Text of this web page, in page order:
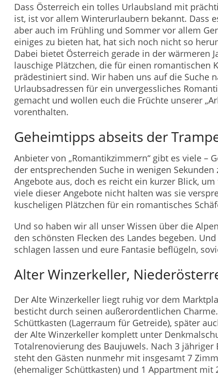
Dass Österreich ein tolles Urlaubsland mit
ist, ist vor allem Winterurlaubern bekannt. Dass
aber auch im Frühling und Sommer vor allem
einiges zu bieten hat, hat sich noch nicht so
Dabei bietet Österreich gerade in der wärmeren
lauschige Plätzchen, die für einen romantischen
prädestiniert sind. Wir haben uns auf die Suche
Urlaubsadressen für ein unvergessliches
gemacht und wollen euch die Früchte unserer
vorenthalten.
Geheimtipps abseits der
Anbieter von „Romantikzimmern“ gibt es viele –
der entsprechenden Suche in wenigen Sekunden
Angebote aus, doch es reicht ein kurzer Blick,
viele dieser Angebote nicht halten was sie
kuscheligen Plätzchen für ein romantisches
Und so haben wir all unser Wissen über die
den schönsten Flecken des Landes begeben.
schlagen lassen und eure Fantasie beflügeln,
Alter Winzerkeller,
Der Alte Winzerkeller liegt ruhig vor dem
besticht durch seinen außerordentlichen
Schüttkasten (Lagerraum für Getreide), später
der Alte Winzerkeller komplett unter
Totalrenovierung des Baujuwels. Nach 3
steht den Gästen nunmehr mit insgesamt 7
(ehemaliger Schüttkasten) und 1 Appartment mit